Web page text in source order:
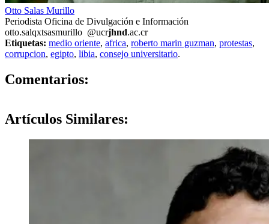
Otto Salas Murillo
Periodista Oficina de Divulgación e Información
otto.salqxtsasmurillo @ucrjhnd.ac.cr
Etiquetas: medio oriente, africa, roberto marin guzman, protestas,
corrupcion, egipto, libia, consejo universitario.
Comentarios:
Artículos Similares: